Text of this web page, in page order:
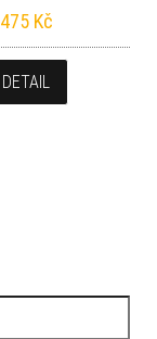
475 Kč
DETAIL